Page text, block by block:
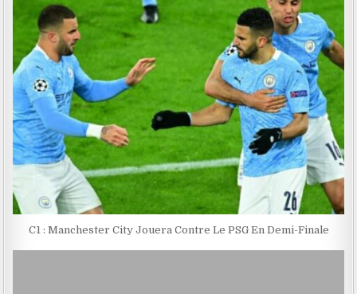
C1 : Manchester City Jouera Contre Le PSG En Demi-Finale